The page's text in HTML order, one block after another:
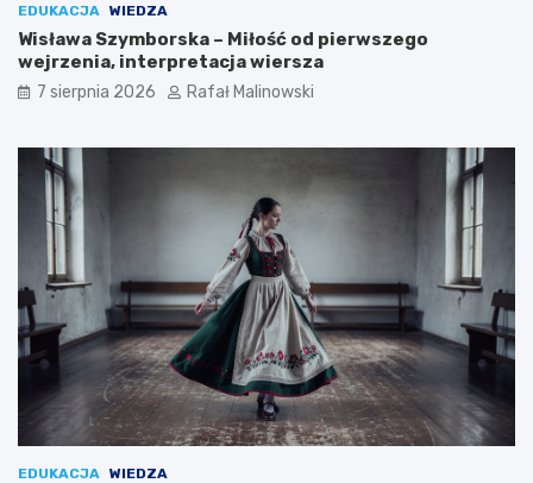
EDUKACJA WIEDZA
Wisława Szymborska – Miłość od pierwszego
wejrzenia, interpretacja wiersza
7 sierpnia 2026 Rafał Malinowski
EDUKACJA WIEDZA